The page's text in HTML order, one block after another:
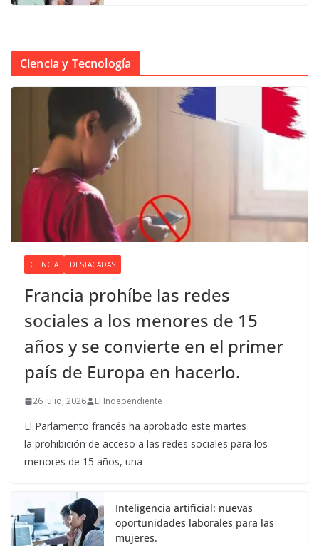
Ciencia y Tecnología
CIENCIA DESTACADAS
Francia prohíbe las redes
sociales a los menores de 15
años y se convierte en el primer
país de Europa en hacerlo.
26 julio, 2026 El Independiente
El Parlamento francés ha aprobado este martes
la prohibición de acceso a las redes sociales para los
menores de 15 años, una
Inteligencia artificial: nuevas
oportunidades laborales para las
mujeres.